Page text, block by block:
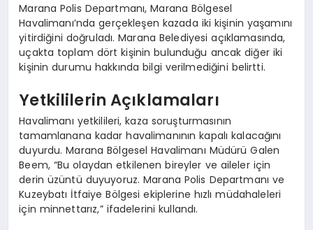
Marana Polis Departmanı, Marana Bölgesel
Havalimanı’nda gerçekleşen kazada iki kişinin yaşamını
yitirdiğini doğruladı. Marana Belediyesi açıklamasında,
uçakta toplam dört kişinin bulunduğu ancak diğer iki
kişinin durumu hakkında bilgi verilmediğini belirtti.
Yetkililerin Açıklamaları
Havalimanı yetkilileri, kaza soruşturmasının
tamamlanana kadar havalimanının kapalı kalacağını
duyurdu. Marana Bölgesel Havalimanı Müdürü Galen
Beem, “Bu olaydan etkilenen bireyler ve aileler için
derin üzüntü duyuyoruz. Marana Polis Departmanı ve
Kuzeybatı İtfaiye Bölgesi ekiplerine hızlı müdahaleleri
için minnettarız,” ifadelerini kullandı.